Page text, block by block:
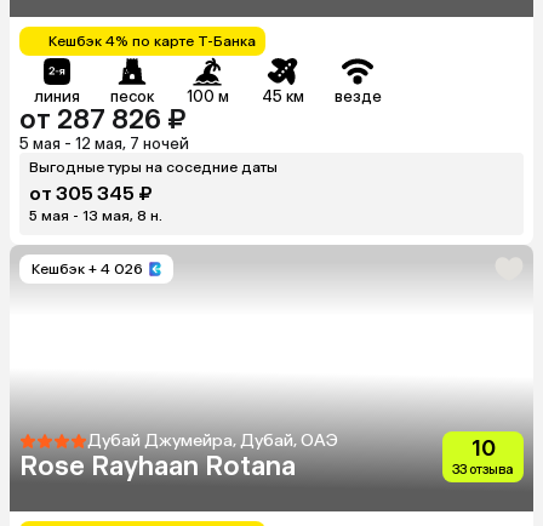
Кешбэк 4% по карте Т-Банка
линия песок 100 м 45 км везде
от 287 826 ₽
5 мая - 12 мая, 7 ночей
Выгодные туры на соседние даты
от 305 345 ₽
5 мая - 13 мая, 8 н.
Кешбэк + 4 026
Дубай Джумейра, Дубай, ОАЭ
Rose Rayhaan Rotana
10
33 отзыва